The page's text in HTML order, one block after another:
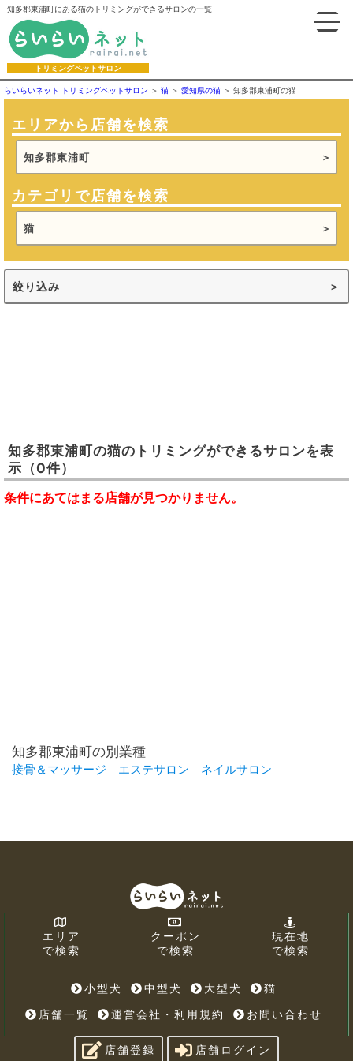
知多郡東浦町にある猫のトリミングができるサロンの一覧
トリミングペットサロン
らいらいネット トリミングペットサロン 猫 愛知県の猫 知多郡東浦町の猫
エリアから店舗を検索
知多郡東浦町
カテゴリで店舗を検索
猫
絞り込み
知多郡東浦町の猫のトリミングができるサロンを表
示 （0件）
条件にあてはまる店舗が見つかりません。
知多郡東浦町の別業種
接骨＆マッサージ エステサロン ネイルサロン
エリア
で検索
クーポン
で検索
現在地
で検索
小型犬 中型犬 大型犬
猫
店舗一覧
運営会社・利用規約 お問い合わせ
店舗登録 店舗ログイン